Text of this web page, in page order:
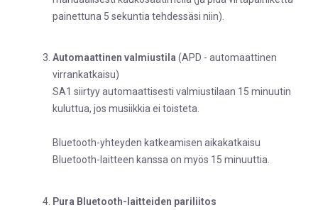
painettuna 5 sekuntia tehdessäsi niin).
Automaattinen valmiustila(APD - automaattinen
virrankatkaisu)
SA1 siirtyy automaattisesti valmiustilaan 15 minuutin
kuluttua, jos musiikkia ei toisteta.
Bluetooth-yhteyden katkeamisen aikakatkaisu
Bluetooth-laitteen kanssa on myös 15 minuuttia.
Pura Bluetooth-laitteiden pariliitos